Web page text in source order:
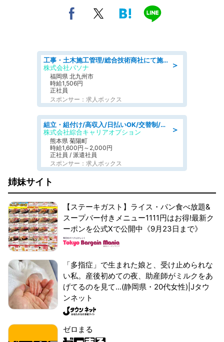
＞
工事・土木施工管理/総合技術商社にて施工管理のお仕事/即日勤務可/車通勤可/工事・土木施工管理/生産・品質管理
株式会社パソナ
福岡県 北九州市
時給1,506円
正社員
スポンサー：求人ボックス
＞
組立・組付け/高収入/日払いOK/交替制/20・30・40代活躍中/製造 工場
株式会社綜合キャリアオプション
熊本県 菊陽町
時給1,600円～2,000円
正社員 / 派遣社員
スポンサー：求人ボックス
姉妹サイト
【ステーキガスト】ライス・パン食べ放題&
スープバー付きメニュー1111円はお得!最新ク
ーポンを公式Xで公開中《9月23日まで》
「多指症」で生まれた娘と、受け止められな
い私。産後初めての夜、助産師がミルクをあ
げてるのを見て...(静岡県・20代女性)|Jタウ
ンネット
ゼロまる